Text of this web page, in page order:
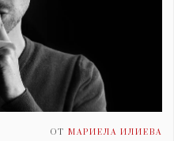
ОТ МАРИЕЛА ИЛИЕВА